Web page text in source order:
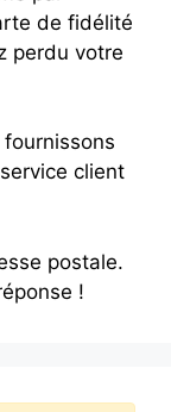
de fidélité
perdu votre
client
postale.
!